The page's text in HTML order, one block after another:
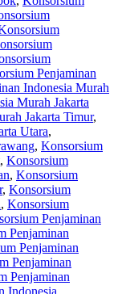
Penjaminan
Indonesia Murah
Murah Jakarta
Jakarta Timur,
Utara,
, Konsorsium
, Konsorsium
, Konsorsium
, Konsorsium
, Konsorsium
Penjaminan
Penjaminan
Penjaminan
Penjaminan
Penjaminan
Indonesia